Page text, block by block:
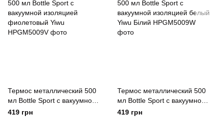
Термос металлический 500
мл Bottle Sport с вакуумной
изоляцией фиолетовый Yiwu
419 грн
Термос металлический 500
мл Bottle Sport с вакуумной
изоляцией белый Yiwu Білий
419 грн